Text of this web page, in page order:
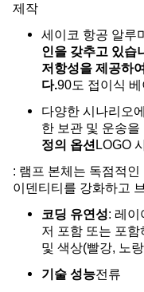
제작
세이코 항공 알루
인을 갖추고 있습
저항성을 제공하
다.90도 접이식 베
다양한 시나리오
한 보관 및 운송
정의 옵션LOGO
: 램프 본체는 독점적
이덴티티를 강화하고
코딩 유연성: 레이
저 포함 또는 포
및 색상(빨강, 노
기술 성능전류